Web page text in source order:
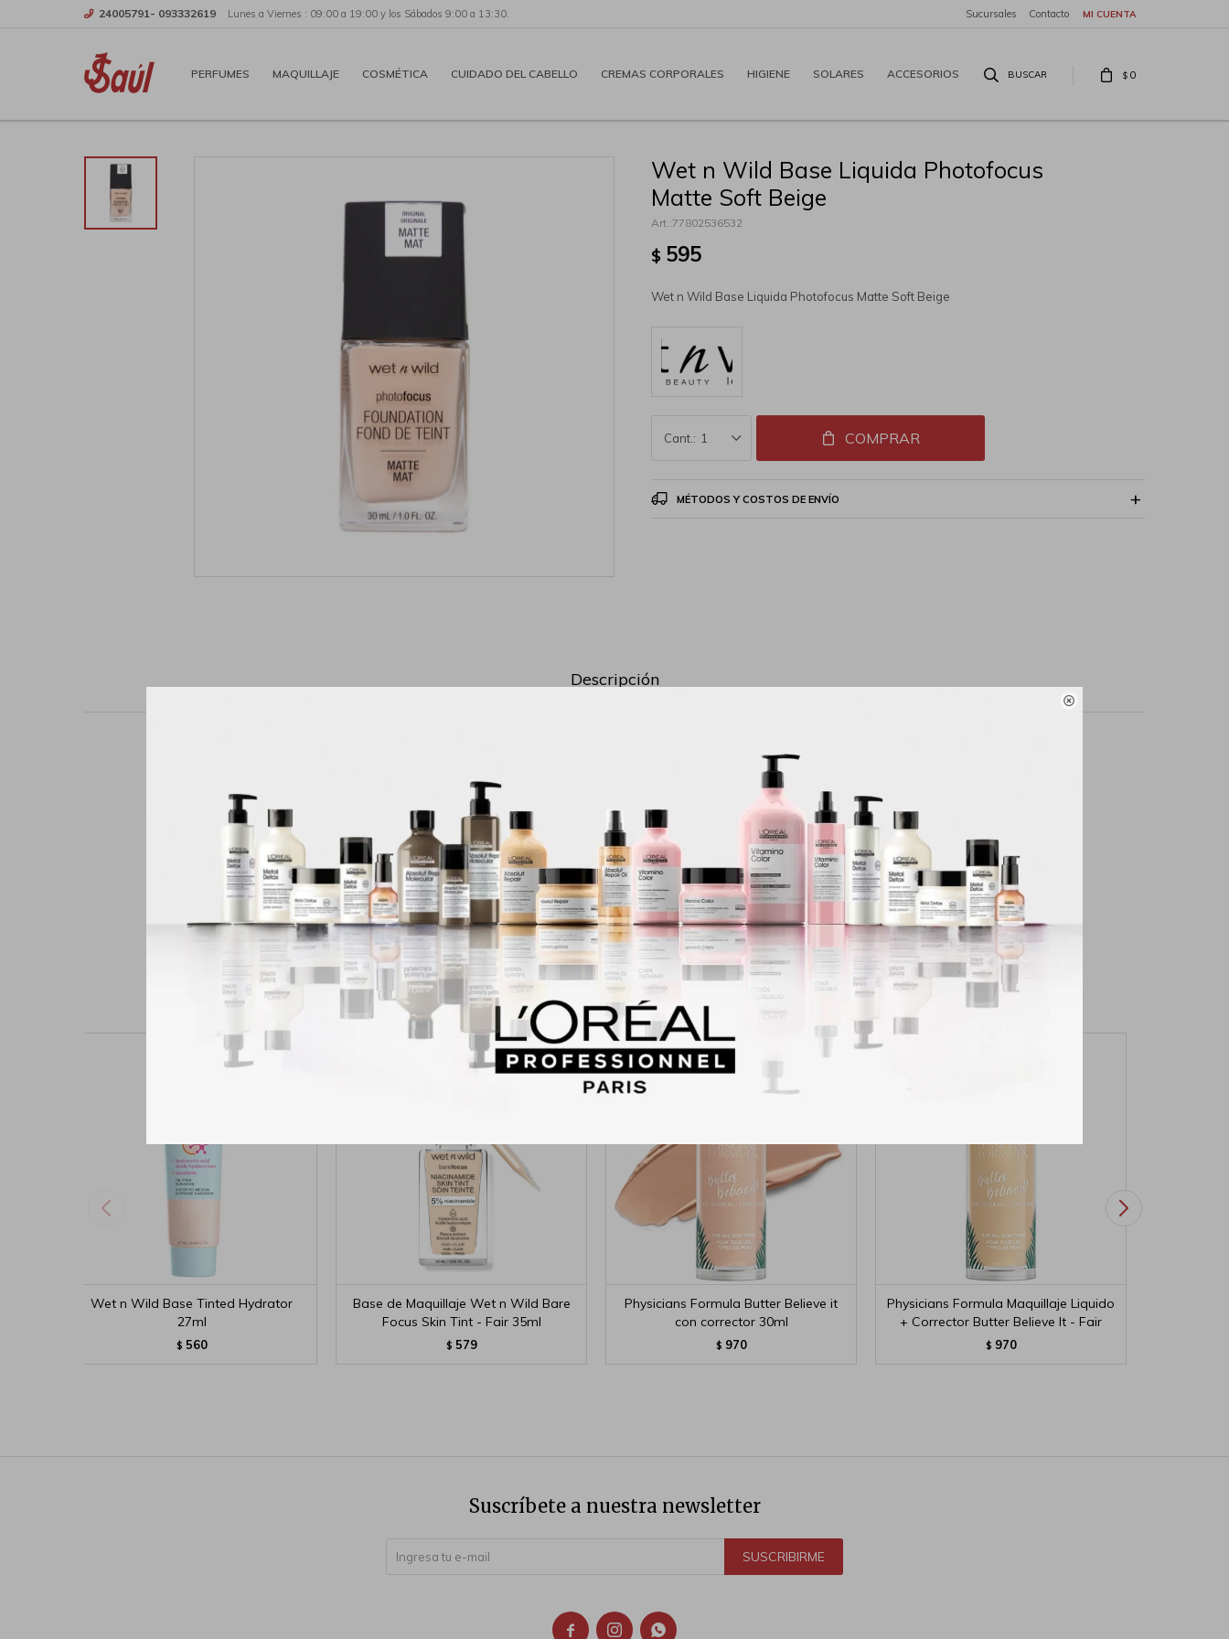

PERFUMES MAQUILLAJE COSMÉTICA CUIDADO DEL CABELLO CREMAS CORPORALES HIGIENE SOLARES ACCESORIOS $ 0
24005791- 093332619 Lunes a Viernes : 09:00 a 19:00 y los Sábados 9:00 a 13:30. Sucursales Contacto
Wet n Wild Base Liquida Photofocus
Matte Soft Beige
77802536532
$ 595
Wet n Wild Base Liquida Photofocus Matte Soft Beige
1 COMPRAR
MÉTODOS Y COSTOS DE ENVÍO
Descripción
Tu piel, solo que mejor. Nuestra nueva base de alto rendimiento para perfeccionar la piel se sometió a importantes
pruebas en carretera en siete condiciones diferentes de iluminación fotográfica para ofrecer un maquillaje impecable
listo para la cámara en todo momento. Especialmente elaborado con un complejo mate que difunde la luz para darle a
tu piel la perfección #sinfiltro.
Fórmula innovadora de alto rendimiento
Con complejo de ajuste de luz para ayudar a prevenir el tono blanco en las fotos.
Probado bajo 7 condiciones de luz con y sin el uso de flash
Productos que te pueden interesar
Wet n Wild Base Tinted Hydrator
27ml
$ 560
Base de Maquillaje Wet n Wild Bare
Focus Skin Tint - Fair 35ml
$ 579
Physicians Formula Butter Believe it
con corrector 30ml
$ 970
Physicians Formula Maquillaje Liquido
+ Corrector Butter Believe It - Fair
$ 970
  
Suscríbete a nuestra newsletter
SUSCRIBIRME